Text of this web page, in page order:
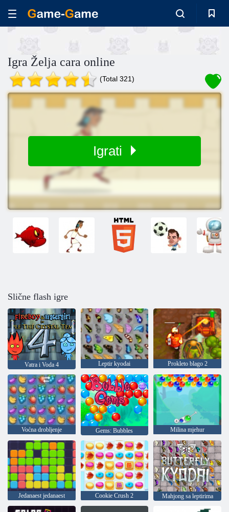
Igra Želja cara online
(Total 321)
Igrati
Slične flash igre
Vatra i Voda 4 Leptir kyodai Prokleto blago 2
Voćna drobljenje Gems: Bubbles Milina mjehur
Jedanaest jedanaest Cookie Crush 2 Mahjong sa leptirima